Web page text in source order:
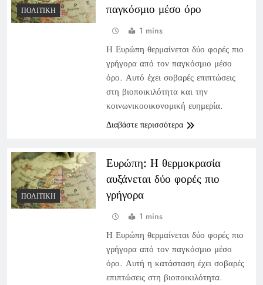
ΠΟΛΙΤΙΚΉ
παγκόσμιο μέσο όρο
1 mins
Η Ευρώπη θερμαίνεται δύο φορές πιο
γρήγορα από τον παγκόσμιο μέσο
όρο. Αυτό έχει σοβαρές επιπτώσεις
στη βιοποικιλότητα και την
κοινωνικοοικονομική ευημερία.
Διαβάστε περισσότερα
ΠΟΛΙΤΙΚΉ
Ευρώπη: Η θερμοκρασία
αυξάνεται δύο φορές πιο
γρήγορα
1 mins
Η Ευρώπη θερμαίνεται δύο φορές πιο
γρήγορα από τον παγκόσμιο μέσο
όρο. Αυτή η κατάσταση έχει σοβαρές
επιπτώσεις στη βιοποικιλότητα.